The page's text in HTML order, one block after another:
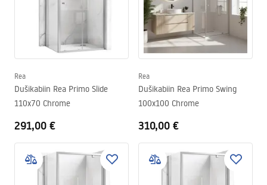
Rea
Dušikabiin Rea Primo Slide
110x70 Chrome
291,00 €
Rea
Dušikabiin Rea Primo Swing
100x100 Chrome
310,00 €